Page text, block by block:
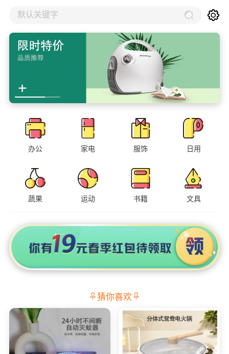
默认关键字
办公 家电 服饰 日用
蔬果 运动 书籍 文具
猜你喜欢